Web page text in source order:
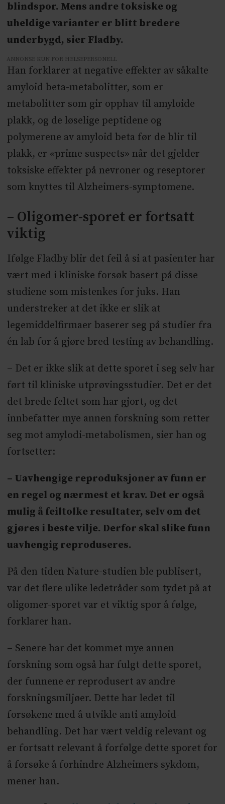
blindspor. Mens andre toksiske og
uheldige varianter er blitt bredere
underbygd, sier Fladby.
ANNONSE KUN FOR HELSEPERSONELL
Han forklarer at negative effekter av såkalte
amyloid beta-metabolitter, som er
metabolitter som gir opphav til amyloide
plakk, og de løselige peptidene og
polymerene av amyloid beta før de blir til
plakk, er «prime suspects» når det gjelder
toksiske effekter på nevroner og reseptorer
som knyttes til Alzheimers-symptomene.
– Oligomer-sporet er fortsatt
viktig
Ifølge Fladby blir det feil å si at pasienter har
vært med i kliniske forsøk basert på disse
studiene som mistenkes for juks. Han
understreker at det ikke er slik at
legemiddelfirmaer baserer seg på studier fra
én lab for å gjøre bred testing av behandling.
– Det er ikke slik at dette sporet i seg selv har
ført til kliniske utprøvingsstudier. Det er det
det brede feltet som har gjort, og det
innbefatter mye annen forskning som retter
seg mot amylodi-metabolismen, sier han og
fortsetter:
– Uavhengige reproduksjoner av funn er
en regel og nærmest et krav. Det er også
mulig å feiltolke resultater, selv om det
gjøres i beste vilje. Derfor skal slike funn
uavhengig reproduseres.
På den tiden Nature-studien ble publisert,
var det flere ulike ledetråder som tydet på at
oligomer-sporet var et viktig spor å følge,
forklarer han.
– Senere har det kommet mye annen
forskning som også har fulgt dette sporet,
der funnene er reprodusert av andre
forskningsmiljøer. Dette har ledet til
forsøkene med å utvikle anti amyloid-
behandling. Det har vært veldig relevant og
er fortsatt relevant å forfølge dette sporet for
å forsøke å forhindre Alzheimers sykdom,
mener han.